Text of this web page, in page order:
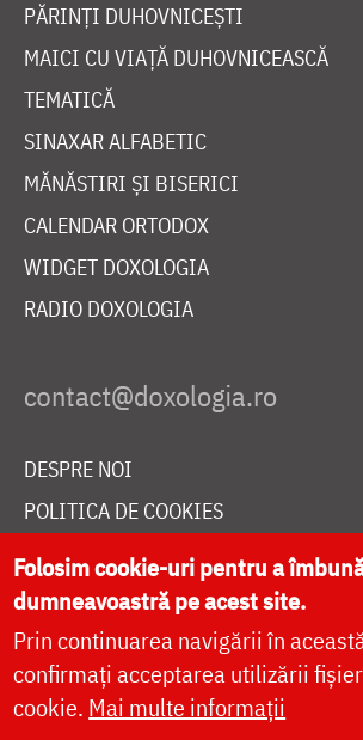
PĂRINȚI DUHOVNICEȘTI
MAICI CU VIAȚĂ DUHOVNICEASCĂ
TEMATICĂ
SINAXAR ALFABETIC
MĂNĂSTIRI ȘI BISERICI
CALENDAR ORTODOX
WIDGET DOXOLOGIA
RADIO DOXOLOGIA
DESPRE NOI
POLITICA DE COOKIES
DONEAZĂ ONLINE PENTRU
LIVE
Folosim cookie-uri pentru a
dumneavoastră pe acest site.
Prin continuarea navigării în
confirmați acceptarea utilizării
cookie. Mai multe informații